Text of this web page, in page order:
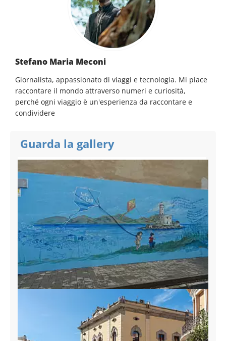
Stefano Maria Meconi
Giornalista, appassionato di viaggi e tecnologia. Mi piace
raccontare il mondo attraverso numeri e curiosità,
perché ogni viaggio è un'esperienza da raccontare e
condividere
Guarda la gallery